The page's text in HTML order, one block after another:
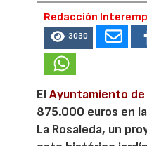
Redacción
3030
ElAyuntamiento de
875.000 euros en
La Rosaleda, un